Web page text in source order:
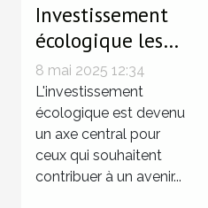
Investissement
écologique les
meilleures
options de
finance verte
8 mai 2025 12:34
L'investissement
écologique est devenu
un axe central pour
ceux qui souhaitent
contribuer à un avenir...